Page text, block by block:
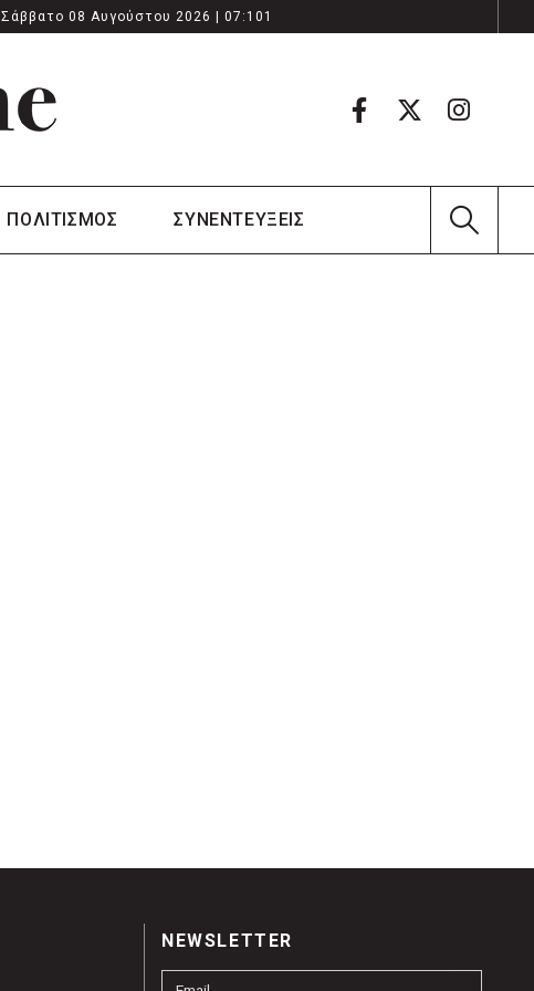
Σάββατο 08 Αυγούστου 2026 | 07:101
ΠΟΛΙΤΙΣΜΟΣ ΣΥΝΕΝΤΕΥΞΕΙΣ
NEWSLETTER